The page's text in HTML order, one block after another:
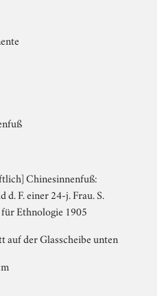
Chinesinnenfuß:
d. F. einer 24-j. Frau. S.
Ethnologie 1905
auf der Glasscheibe unten